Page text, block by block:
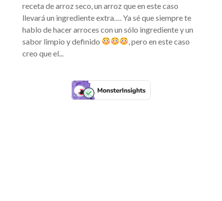
receta de arroz seco, un arroz que en este caso
llevará un ingrediente extra…. Ya sé que siempre te
hablo de hacer arroces con un sólo ingrediente y un
sabor limpio y definido
, pero en este caso
creo que el...